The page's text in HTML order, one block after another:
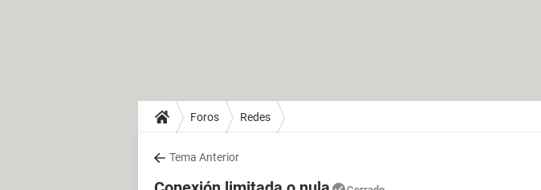
Foros Redes
Tema Anterior